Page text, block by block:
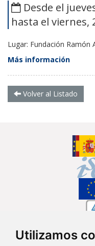
Utilizamos
Desde el
hasta el viernes,
Lugar: Fundación Ramón
Más información
Volver al Listado